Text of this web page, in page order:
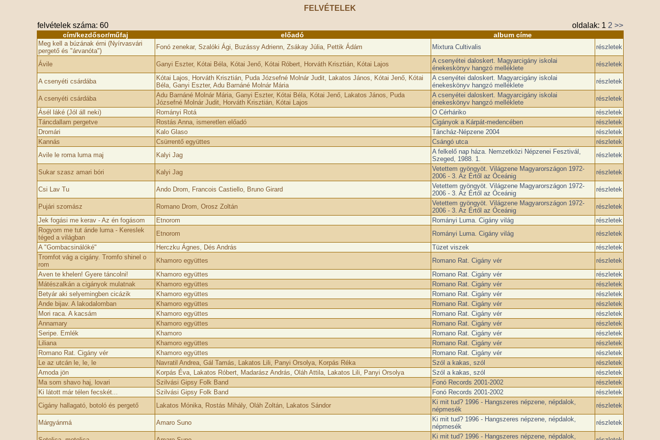
FELVÉTELEK
felvételek száma: 60 oldalak: 1 2 >>
cím/kezdősor/műfaj előadó album címe
Meg kell a búzának érni (Nyírvasvári
pergető és "árvanóta")
Fonó zenekar, Szalóki Ági, Buzássy Adrienn, Zsákay Júlia, Pettik Ádám Mixtura Cultivalis részletek
Ávile Ganyi Eszter, Kótai Béla, Kótai Jenő, Kótai Róbert, Horváth Krisztián, Kótai Lajos
A csenyétei daloskert. Magyarcigány iskolai
énekeskönyv hangzó melléklete
részletek
A csenyéti csárdába
Kótai Lajos, Horváth Krisztián, Puda Józsefné Molnár Judit, Lakatos János, Kótai Jenő, Kótai
Béla, Ganyi Eszter, Adu Barnáné Molnár Mária
A csenyétei daloskert. Magyarcigány iskolai
énekeskönyv hangzó melléklete
részletek
A csenyéti csárdába
Adu Barnáné Molnár Mária, Ganyi Eszter, Kótai Béla, Kótai Jenő, Lakatos János, Puda
Józsefné Molnár Judit, Horváth Krisztián, Kótai Lajos
A csenyétei daloskert. Magyarcigány iskolai
énekeskönyv hangzó melléklete
részletek
Ásél láké (Jól áll neki)
Rományi Rotá O Cérháriko
részletek
Táncdallam pergetve
Rostás Anna, ismeretlen előadó Cigányok a Kárpát-medencében
részletek
Dromári
Kalo Glaso Táncház-Népzene 2004
részletek
Kannás
Csürrentő együttes Csángó utca
részletek
Avile le roma luma maj
Kalyi Jag
A felkelő nap háza. Nemzetközi Népzenei Fesztivál,
Szeged, 1988. 1.
részletek
Sukar szasz amari bóri Kalyi Jag
Vetettem gyöngyöt. Világzene Magyarországon 1972-
2006 - 3. Az Értől az Óceánig
részletek
Csi Lav Tu Ando Drom, Francois Castiello, Bruno Girard
Vetettem gyöngyöt. Világzene Magyarországon 1972-
2006 - 3. Az Értől az Óceánig
részletek
Pujári szomász Romano Drom, Orosz Zoltán
Vetettem gyöngyöt. Világzene Magyarországon 1972-
2006 - 3. Az Értől az Óceánig
részletek
Jek fogási me kerav - Az én fogásom
Etnorom Rományi Luma. Cigány világ
részletek
Rogyom me tut ánde luma - Kereslek
téged a világban
Etnorom Rományi Luma. Cigány világ
részletek
A "Gombacsinálóké"
Herczku Ágnes, Dés András Tüzet viszek
részletek
Tromfot vág a cigány. Tromfo shinel o
rom
Khamoro együttes Romano Rat. Cigány vér
részletek
Aven te khelen! Gyere táncolni!
Khamoro együttes Romano Rat. Cigány vér
részletek
Mátészalkán a cigányok mulatnak
Khamoro együttes Romano Rat. Cigány vér
részletek
Betyár aki selyemingben cicázik
Khamoro együttes Romano Rat. Cigány vér
részletek
Ande bijav. A lakodalomban
Khamoro együttes Romano Rat. Cigány vér
részletek
Mori raca. A kacsám
Khamoro együttes Romano Rat. Cigány vér
részletek
Annamary
Khamoro együttes Romano Rat. Cigány vér
részletek
Seripe. Emlék
Khamoro Romano Rat. Cigány vér
részletek
Liliana
Khamoro együttes Romano Rat. Cigány vér
részletek
Romano Rat. Cigány vér
Khamoro együttes Romano Rat. Cigány vér
részletek
Le az utcán le, le, le
Navratil Andrea, Gál Tamás, Lakatos Lili, Panyi Orsolya, Korpás Réka Szól a kakas, szól
részletek
Amoda jön
Korpás Éva, Lakatos Róbert, Madarász András, Oláh Attila, Lakatos Lili, Panyi Orsolya Szól a kakas, szól
részletek
Ma som shavo haj, lovari
Szilvási Gipsy Folk Band Fonó Records 2001-2002
részletek
Ki látott már télen fecskét...
Szilvási Gipsy Folk Band Fonó Records 2001-2002
részletek
Cigány hallagató, botoló és pergető
Lakatos Mónika, Rostás Mihály, Oláh Zoltán, Lakatos Sándor
Ki mit tud? 1996 - Hangszeres népzene, népdalok,
népmesék
részletek
Márgyánmá Amaro Suno
Ki mit tud? 1996 - Hangszeres népzene, népdalok,
népmesék
részletek
Ki mit tud? 1996 - Hangszeres népzene, népdalok,